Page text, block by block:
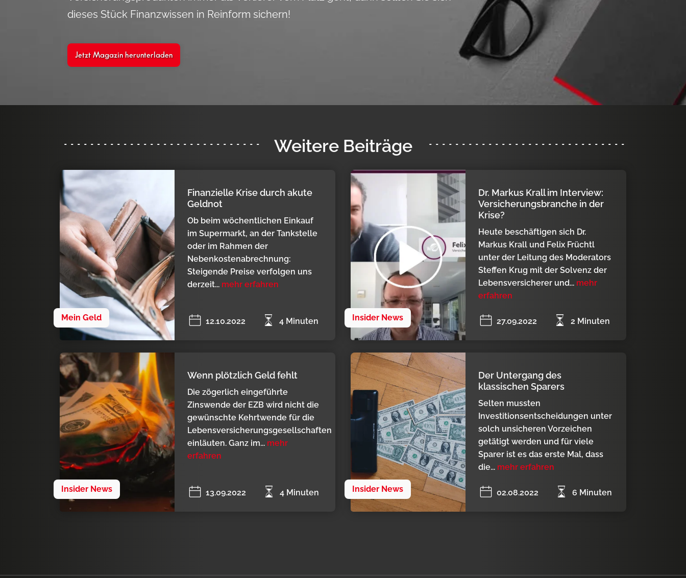
dieses Stück Finanzwissen in Reinform sichern!
Jetzt Magazin herunterladen
Weitere Beiträge
Mein Geld
Finanzielle Krise durch akute
Geldnot
Ob beim wöchentlichen Einkauf
im Supermarkt, an der Tankstelle
oder im Rahmen der
Nebenkostenabrechnung:
Steigende Preise verfolgen uns
derzeit... mehr erfahren
12.10.2022 4 Minuten Insider News
Dr. Markus Krall im Interview:
Versicherungsbranche in der
Krise?
Heute beschäftigen sich Dr.
Markus Krall und Felix Früchtl
unter der Leitung des Moderators
Steffen Krug mit der Solvenz der
Lebensversicherer und... mehr
erfahren
27.09.2022 2 Minuten
Insider News
Wenn plötzlich Geld fehlt
Die zögerlich eingeführte
Zinswende der EZB wird nicht die
gewünschte Kehrtwende für die
Lebensversicherungsgesellschaften
einläuten. Ganz im... mehr
erfahren
13.09.2022 4 Minuten Insider News
Der Untergang des
klassischen Sparers
Selten mussten
Investitionsentscheidungen unter
solch unsicheren Vorzeichen
getätigt werden und für viele
Sparer ist es das erste Mal, dass
die... mehr erfahren
02.08.2022 6 Minuten